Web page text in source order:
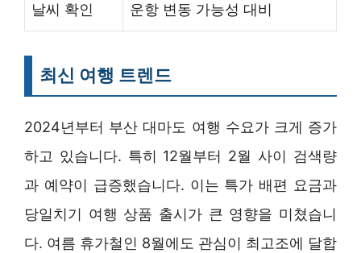
날씨 확인 운항 변동 가능성 대비
최신 여행 트렌드
2024년부터 부산 대마도 여행 수요가 크게 증가
하고 있습니다. 특히 12월부터 2월 사이 검색량
과 예약이 급증했습니다. 이는 특가 배편 요금과
당일치기 여행 상품 출시가 큰 영향을 미쳤습니
다. 여름 휴가철인 8월에도 관심이 최고조에 달합